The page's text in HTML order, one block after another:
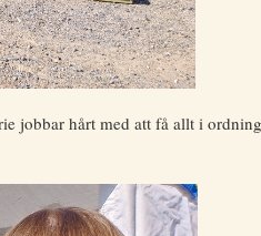
jobbar hårt med att få allt i